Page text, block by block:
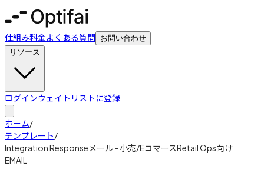
仕組み料金よくある質問 お問い合わせ
リソース
ログインウェイトリストに登録
ホーム/
テンプレート/
Integration Responseメール - 小売/EコマースRetail Ops向け
EMAIL